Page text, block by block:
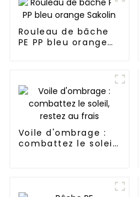
Rouleau de bâche
PE PP bleu orange
Voile d'ombrage :
combattez le soleil,